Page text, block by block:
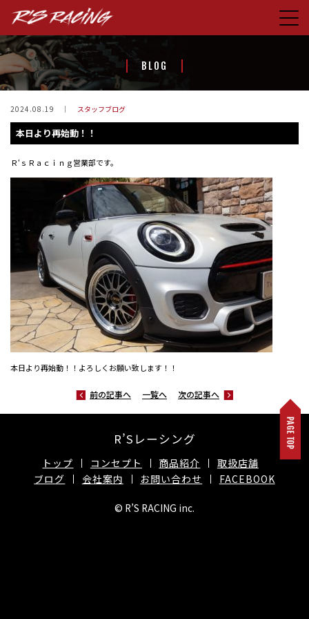
HOME
CONCEPT
ABOUT US
CONTACT
FACEBOOK
BLOG
2024.08.19 スタッフブログ
本日より再始動！！
Ｒ‘ｓＲａｃｉｎｇ営業部です。
本日より再始動！！よろしくお願い致します！！
前の記事へ 一覧へ 次の記事へ
R’Sレーシング
トップ コンセプト 商品紹介
取扱店舗
ブログ
会社案内 お問い合わせ FACEBOOK
© R’S RACING inc.